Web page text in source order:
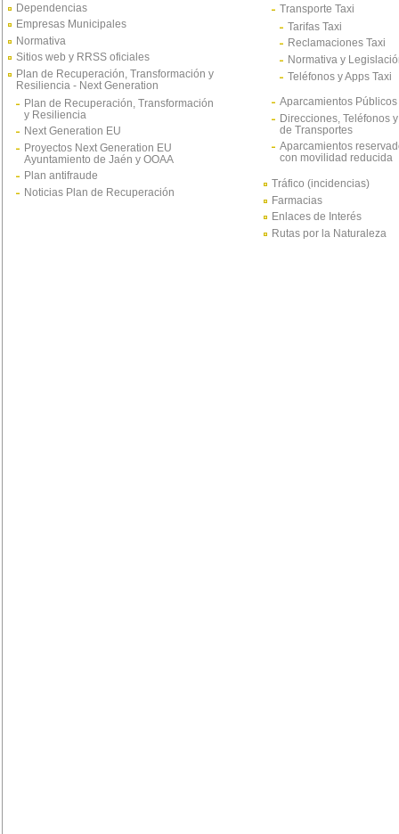
Dependencias
Empresas Municipales
Normativa
Sitios web y RRSS oficiales
Plan de Recuperación, Transformación y
Resiliencia - Next Generation
Plan de Recuperación, Transformación
y Resiliencia
Next Generation EU
Proyectos Next Generation EU
Ayuntamiento de Jaén y OOAA
Plan antifraude
Noticias Plan de Recuperación
Transporte Taxi
Tarifas Taxi
Reclamaciones Taxi
Normativa y
Teléfonos y Apps Taxi
Aparcamientos Públicos
Direcciones, Teléfonos
de Transportes
Aparcamientos
con movilidad reducida
Tráfico (incidencias)
Farmacias
Enlaces de Interés
Rutas por la Naturaleza